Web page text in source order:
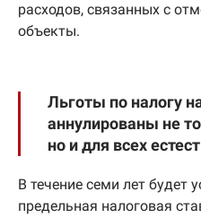
расходов, связанных с
объекты.
Льготы по налогу
аннулированы не
но и для всех
В течение семи лет будет
предельная налоговая